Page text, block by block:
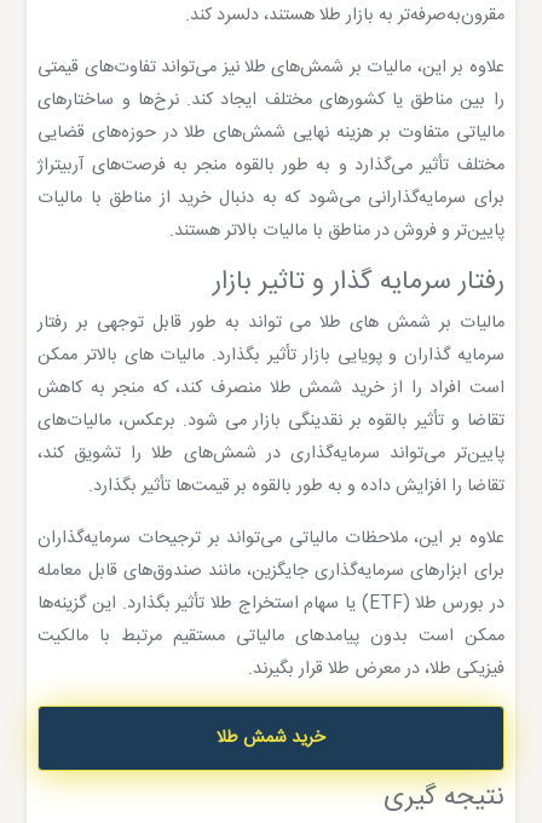
مقرون‌به‌صرفه‌تر به بازار طلا هستند، دلسرد کند.
علاوه بر این، مالیات بر شمش‌های طلا نیز می‌تواند تفاوت‌های قیمتی
را بین مناطق یا کشورهای مختلف ایجاد کند. نرخ‌ها و ساختارهای
مالیاتی متفاوت بر هزینه نهایی شمش‌های طلا در حوزه‌های قضایی
مختلف تأثیر می‌گذارد و به طور بالقوه منجر به فرصت‌های آربیتراژ
برای سرمایه‌گذارانی می‌شود که به دنبال خرید از مناطق با مالیات
پایین‌تر و فروش در مناطق با مالیات بالاتر هستند.
رفتار سرمایه گذار و تاثیر بازار
مالیات بر شمش های طلا می تواند به طور قابل توجهی بر رفتار
سرمایه گذاران و پویایی بازار تأثیر بگذارد. مالیات های بالاتر ممکن
است افراد را از خرید شمش طلا منصرف کند، که منجر به کاهش
تقاضا و تأثیر بالقوه بر نقدینگی بازار می شود. برعکس، مالیات‌های
پایین‌تر می‌تواند سرمایه‌گذاری در شمش‌های طلا را تشویق کند،
تقاضا را افزایش داده و به طور بالقوه بر قیمت‌ها تأثیر بگذارد.
علاوه بر این، ملاحظات مالیاتی می‌تواند بر ترجیحات سرمایه‌گذاران
برای ابزارهای سرمایه‌گذاری جایگزین، مانند صندوق‌های قابل معامله
در بورس طلا (ETF) یا سهام استخراج طلا تأثیر بگذارد. این گزینه‌ها
ممکن است بدون پیامدهای مالیاتی مستقیم مرتبط با مالکیت
فیزیکی طلا، در معرض طلا قرار بگیرند.
خرید شمش طلا
نتیجه گیری